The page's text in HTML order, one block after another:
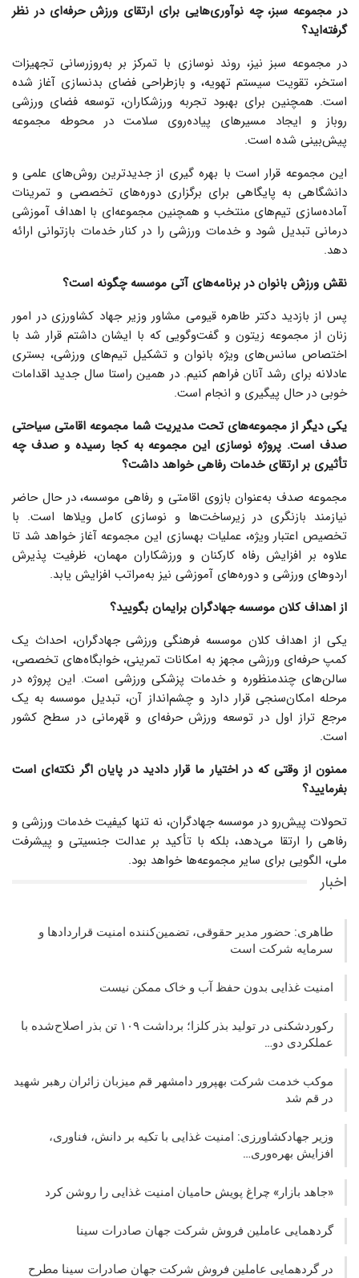
در مجموعه سبز، چه نوآوری‌هایی برای ارتقای ورزش حرفه‌ای در نظر
گرفته‌اید؟
در مجموعه سبز نیز، روند نوسازی با تمرکز بر به‌روزرسانی تجهیزات
استخر، تقویت سیستم تهویه، و بازطراحی فضای بدنسازی آغاز شده
است. همچنین برای بهبود تجربه ورزشکاران، توسعه فضای ورزشی
روباز و ایجاد مسیرهای پیاده‌روی سلامت در محوطه مجموعه
پیش‌بینی شده است.
این مجموعه قرار است با بهره گیری از جدیدترین روش‌های علمی و
دانشگاهی به پایگاهی برای برگزاری دوره‌های تخصصی و تمرینات
آماده‌سازی تیم‌های منتخب و همچنین مجموعه‌ای با اهداف آموزشی
درمانی تبدیل شود و خدمات ورزشی را در کنار خدمات بازتوانی ارائه
دهد.
نقش ورزش بانوان در برنامه‌های آتی موسسه چگونه است؟
پس از بازدید دکتر طاهره قیومی مشاور وزیر جهاد کشاورزی در امور
زنان از مجموعه زیتون و گفت‌وگویی که با ایشان داشتم قرار شد با
اختصاص سانس‌های ویژه بانوان و تشکیل تیم‌های ورزشی، بستری
عادلانه برای رشد آنان فراهم کنیم. در همین راستا سال جدید اقدامات
خوبی در حال پیگیری و انجام است.
یکی دیگر از مجموعه‌های تحت مدیریت شما مجموعه اقامتی سیاحتی
صدف است. پروژه نوسازی این مجموعه به کجا رسیده و صدف چه
تأثیری بر ارتقای خدمات رفاهی خواهد داشت؟
مجموعه صدف به‌عنوان بازوی اقامتی و رفاهی موسسه، در حال حاضر
نیازمند بازنگری در زیرساخت‌ها و نوسازی کامل ویلاها است. با
تخصیص اعتبار ویژه، عملیات بهسازی این مجموعه آغاز خواهد شد تا
علاوه بر افزایش رفاه کارکنان و ورزشکاران مهمان، ظرفیت پذیرش
اردوهای ورزشی و دوره‌های آموزشی نیز به‌مراتب افزایش یابد.
از اهداف کلان موسسه جهادگران برایمان بگویید؟
یکی از اهداف کلان موسسه فرهنگی ورزشی جهادگران، احداث یک
کمپ حرفه‌ای ورزشی مجهز به امکانات تمرینی، خوابگاه‌های تخصصی،
سالن‌های چندمنظوره و خدمات پزشکی ورزشی است. این پروژه در
مرحله امکان‌سنجی قرار دارد و چشم‌انداز آن، تبدیل موسسه به یک
مرجع تراز اول در توسعه ورزش حرفه‌ای و قهرمانی در سطح کشور
است.
ممنون از وقتی که در اختیار ما قرار دادید در پایان اگر نکته‌ای است
بفرمایید؟
تحولات پیش‌رو در موسسه جهادگران، نه تنها کیفیت خدمات ورزشی و
رفاهی را ارتقا می‌دهد، بلکه با تأکید بر عدالت جنسیتی و پیشرفت
ملی، الگویی برای سایر مجموعه‌ها خواهد بود.
اخبار
طاهری: حضور مدیر حقوقی، تضمین‌کننده امنیت قراردادها و
سرمایه شرکت‌ است
امنیت غذایی بدون حفظ آب و خاک ممکن نیست
رکوردشکنی در تولید بذر کلزا؛ برداشت ۱۰۹ تن بذر اصلاح‌شده با
عملکردی دو…
موکب خدمت شرکت بهپرور دامشهر قم میزبان زائران رهبر شهید
در قم شد
وزیر جهادکشاورزی: امنیت غذایی با تکیه بر دانش، فناوری،
افزایش بهره‌وری…
«جاهد بازار» چراغ پویش حامیان امنیت غذایی را روشن کرد
گردهمایی عاملین فروش شرکت جهان صادرات سینا
در گردهمایی عاملین فروش شرکت جهان صادرات سینا مطرح